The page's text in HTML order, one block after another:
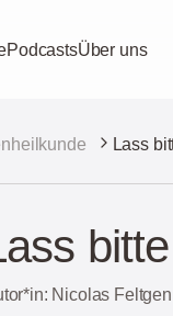
PodcastsÜber uns
Lass
Nicolas Feltgen